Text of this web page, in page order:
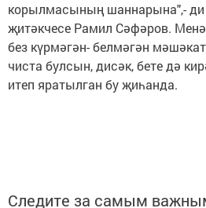
корылмасының шаннарына",-
җитәкчесе Рамил Сәфәров.
без күрмәгән- белмәгән
чиста булсын, дисәк, бете дә
итеп яратылган бу җиһанда.
Следите за самым